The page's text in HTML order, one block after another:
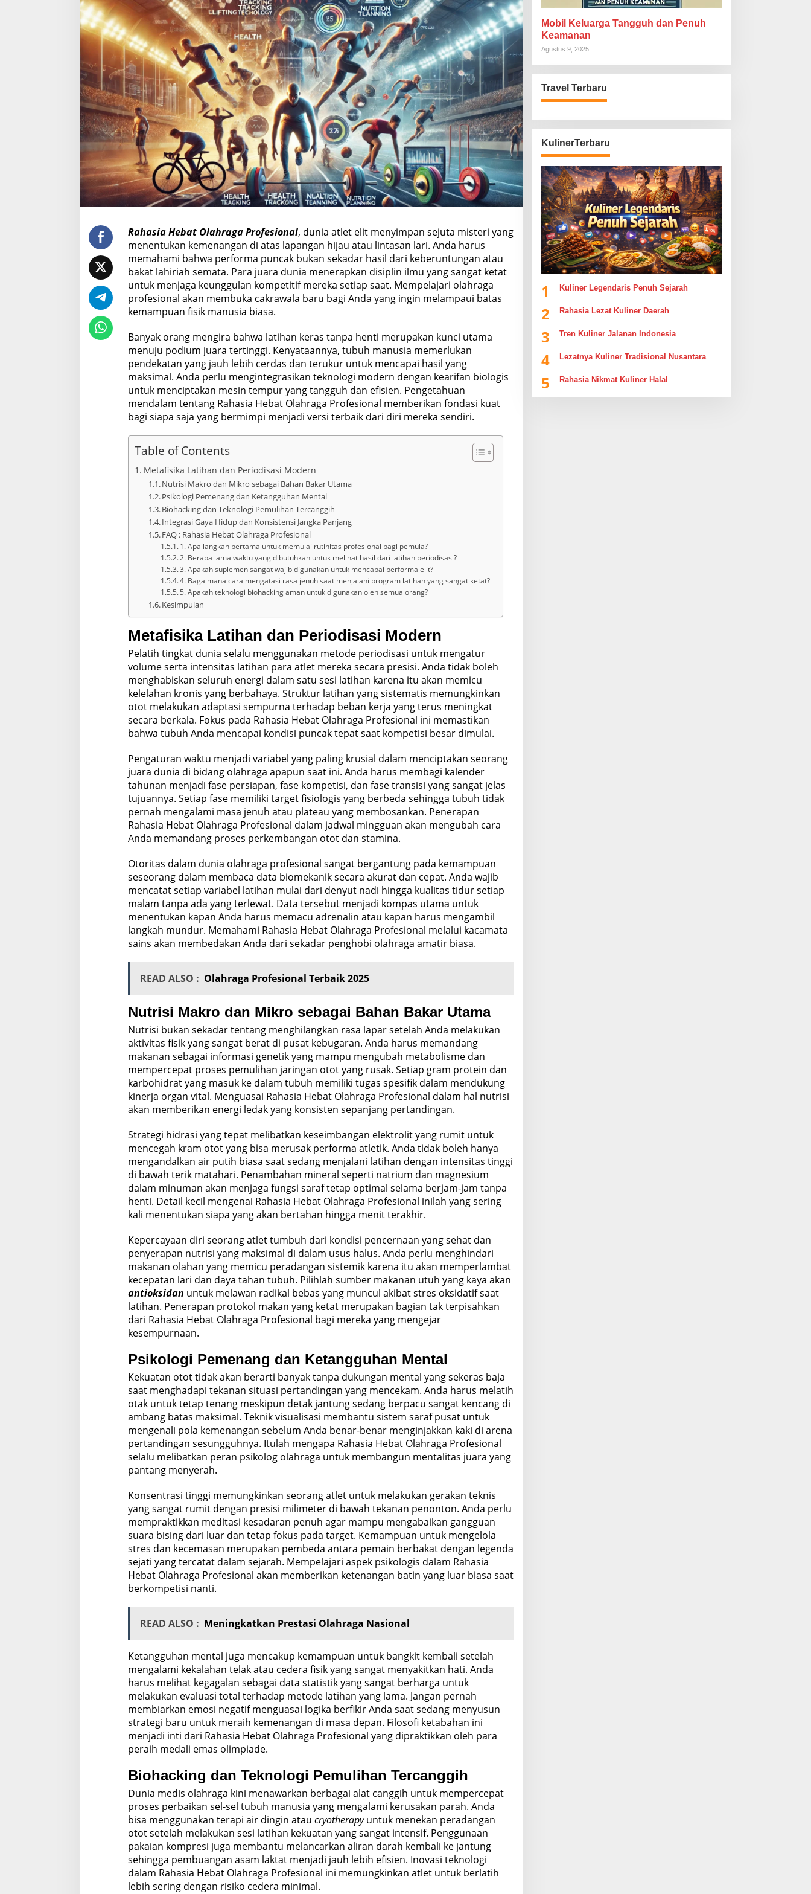
O
l
a
h
r
a
g
a
P
r
o
f
e
s
i
o
n
a
l
Rahasia Hebat Olahraga Profesional, dunia atlet elit menyimpan sejuta misteri yang
menentukan kemenangan di atas lapangan hijau atau lintasan lari. Anda harus
memahami bahwa performa puncak bukan sekadar hasil dari keberuntungan atau
bakat lahiriah semata. Para juara dunia menerapkan disiplin ilmu yang sangat ketat
untuk menjaga keunggulan kompetitif mereka setiap saat. Mempelajari olahraga
profesional akan membuka cakrawala baru bagi Anda yang ingin melampaui batas
kemampuan fisik manusia biasa.
Banyak orang mengira bahwa latihan keras tanpa henti merupakan kunci utama
menuju podium juara tertinggi. Kenyataannya, tubuh manusia memerlukan
pendekatan yang jauh lebih cerdas dan terukur untuk mencapai hasil yang
maksimal. Anda perlu mengintegrasikan teknologi modern dengan kearifan biologis
untuk menciptakan mesin tempur yang tangguh dan efisien. Pengetahuan
mendalam tentang Rahasia Hebat Olahraga Profesional memberikan fondasi kuat
bagi siapa saja yang bermimpi menjadi versi terbaik dari diri mereka sendiri.
Table of Contents
Metafisika Latihan dan Periodisasi Modern
Nutrisi Makro dan Mikro sebagai Bahan Bakar Utama
Psikologi Pemenang dan Ketangguhan Mental
Biohacking dan Teknologi Pemulihan Tercanggih
Integrasi Gaya Hidup dan Konsistensi Jangka Panjang
FAQ : Rahasia Hebat Olahraga Profesional
1. Apa langkah pertama untuk memulai rutinitas profesional bagi pemula?
2. Berapa lama waktu yang dibutuhkan untuk melihat hasil dari latihan periodisasi?
3. Apakah suplemen sangat wajib digunakan untuk mencapai performa elit?
4. Bagaimana cara mengatasi rasa jenuh saat menjalani program latihan yang sangat ketat?
5. Apakah teknologi biohacking aman untuk digunakan oleh semua orang?
Kesimpulan
Metafisika Latihan dan Periodisasi Modern
Pelatih tingkat dunia selalu menggunakan metode periodisasi untuk mengatur
volume serta intensitas latihan para atlet mereka secara presisi. Anda tidak boleh
menghabiskan seluruh energi dalam satu sesi latihan karena itu akan memicu
kelelahan kronis yang berbahaya. Struktur latihan yang sistematis memungkinkan
otot melakukan adaptasi sempurna terhadap beban kerja yang terus meningkat
secara berkala. Fokus pada Rahasia Hebat Olahraga Profesional ini memastikan
bahwa tubuh Anda mencapai kondisi puncak tepat saat kompetisi besar dimulai.
Pengaturan waktu menjadi variabel yang paling krusial dalam menciptakan seorang
juara dunia di bidang olahraga apapun saat ini. Anda harus membagi kalender
tahunan menjadi fase persiapan, fase kompetisi, dan fase transisi yang sangat jelas
tujuannya. Setiap fase memiliki target fisiologis yang berbeda sehingga tubuh tidak
pernah mengalami masa jenuh atau plateau yang membosankan. Penerapan
Rahasia Hebat Olahraga Profesional dalam jadwal mingguan akan mengubah cara
Anda memandang proses perkembangan otot dan stamina.
Otoritas dalam dunia olahraga profesional sangat bergantung pada kemampuan
seseorang dalam membaca data biomekanik secara akurat dan cepat. Anda wajib
mencatat setiap variabel latihan mulai dari denyut nadi hingga kualitas tidur setiap
malam tanpa ada yang terlewat. Data tersebut menjadi kompas utama untuk
menentukan kapan Anda harus memacu adrenalin atau kapan harus mengambil
langkah mundur. Memahami Rahasia Hebat Olahraga Profesional melalui kacamata
sains akan membedakan Anda dari sekadar penghobi olahraga amatir biasa.
READ ALSO : Olahraga Profesional Terbaik 2025
Nutrisi Makro dan Mikro sebagai Bahan Bakar Utama
Nutrisi bukan sekadar tentang menghilangkan rasa lapar setelah Anda melakukan
aktivitas fisik yang sangat berat di pusat kebugaran. Anda harus memandang
makanan sebagai informasi genetik yang mampu mengubah metabolisme dan
mempercepat proses pemulihan jaringan otot yang rusak. Setiap gram protein dan
karbohidrat yang masuk ke dalam tubuh memiliki tugas spesifik dalam mendukung
kinerja organ vital. Menguasai Rahasia Hebat Olahraga Profesional dalam hal nutrisi
akan memberikan energi ledak yang konsisten sepanjang pertandingan.
Strategi hidrasi yang tepat melibatkan keseimbangan elektrolit yang rumit untuk
mencegah kram otot yang bisa merusak performa atletik. Anda tidak boleh hanya
mengandalkan air putih biasa saat sedang menjalani latihan dengan intensitas tinggi
di bawah terik matahari. Penambahan mineral seperti natrium dan magnesium
dalam minuman akan menjaga fungsi saraf tetap optimal selama berjam-jam tanpa
henti. Detail kecil mengenai Rahasia Hebat Olahraga Profesional inilah yang sering
kali menentukan siapa yang akan bertahan hingga menit terakhir.
Kepercayaan diri seorang atlet tumbuh dari kondisi pencernaan yang sehat dan
penyerapan nutrisi yang maksimal di dalam usus halus. Anda perlu menghindari
makanan olahan yang memicu peradangan sistemik karena itu akan memperlambat
kecepatan lari dan daya tahan tubuh. Pilihlah sumber makanan utuh yang kaya akan
antioksidan untuk melawan radikal bebas yang muncul akibat stres oksidatif saat
latihan. Penerapan protokol makan yang ketat merupakan bagian tak terpisahkan
dari Rahasia Hebat Olahraga Profesional bagi mereka yang mengejar
kesempurnaan.
Psikologi Pemenang dan Ketangguhan Mental
Kekuatan otot tidak akan berarti banyak tanpa dukungan mental yang sekeras baja
saat menghadapi tekanan situasi pertandingan yang mencekam. Anda harus melatih
otak untuk tetap tenang meskipun detak jantung sedang berpacu sangat kencang di
ambang batas maksimal. Teknik visualisasi membantu sistem saraf pusat untuk
mengenali pola kemenangan sebelum Anda benar-benar menginjakkan kaki di arena
pertandingan sesungguhnya. Itulah mengapa Rahasia Hebat Olahraga Profesional
selalu melibatkan peran psikolog olahraga untuk membangun mentalitas juara yang
pantang menyerah.
Konsentrasi tinggi memungkinkan seorang atlet untuk melakukan gerakan teknis
yang sangat rumit dengan presisi milimeter di bawah tekanan penonton. Anda perlu
mempraktikkan meditasi kesadaran penuh agar mampu mengabaikan gangguan
suara bising dari luar dan tetap fokus pada target. Kemampuan untuk mengelola
stres dan kecemasan merupakan pembeda antara pemain berbakat dengan legenda
sejati yang tercatat dalam sejarah. Mempelajari aspek psikologis dalam Rahasia
Hebat Olahraga Profesional akan memberikan ketenangan batin yang luar biasa saat
berkompetisi nanti.
READ ALSO : Meningkatkan Prestasi Olahraga Nasional
Ketangguhan mental juga mencakup kemampuan untuk bangkit kembali setelah
mengalami kekalahan telak atau cedera fisik yang sangat menyakitkan hati. Anda
harus melihat kegagalan sebagai data statistik yang sangat berharga untuk
melakukan evaluasi total terhadap metode latihan yang lama. Jangan pernah
membiarkan emosi negatif menguasai logika berfikir Anda saat sedang menyusun
strategi baru untuk meraih kemenangan di masa depan. Filosofi ketabahan ini
menjadi inti dari Rahasia Hebat Olahraga Profesional yang dipraktikkan oleh para
peraih medali emas olimpiade.
Biohacking dan Teknologi Pemulihan Tercanggih
Dunia medis olahraga kini menawarkan berbagai alat canggih untuk mempercepat
proses perbaikan sel-sel tubuh manusia yang mengalami kerusakan parah. Anda
bisa menggunakan terapi air dingin atau cryotherapyuntuk menekan peradangan
otot setelah melakukan sesi latihan kekuatan yang sangat intensif. Penggunaan
pakaian kompresi juga membantu melancarkan aliran darah kembali ke jantung
sehingga pembuangan asam laktat menjadi jauh lebih efisien. Inovasi teknologi
dalam Rahasia Hebat Olahraga Profesional ini memungkinkan atlet untuk berlatih
lebih sering dengan risiko cedera minimal.
Mobil Keluarga Tangguh dan Penuh
Keamanan
Agustus 9, 2025
Travel Terbaru
KulinerTerbaru
1 Kuliner Legendaris Penuh Sejarah
2 Rahasia Lezat Kuliner Daerah
3 Tren Kuliner Jalanan Indonesia
4 Lezatnya Kuliner Tradisional Nusantara
5 Rahasia Nikmat Kuliner Halal